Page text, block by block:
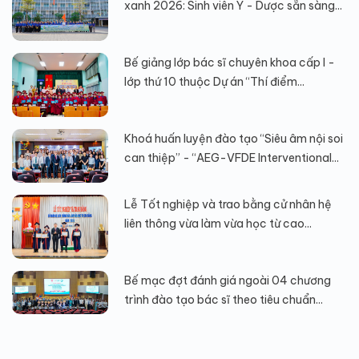
xanh 2026: Sinh viên Y - Dược sẵn sàng...
Bế giảng lớp bác sĩ chuyên khoa cấp I -
lớp thứ 10 thuộc Dự án “Thí điểm...
Khoá huấn luyện đào tạo “Siêu âm nội soi
can thiệp” - “AEG-VFDE Interventional...
Lễ Tốt nghiệp và trao bằng cử nhân hệ
liên thông vừa làm vừa học từ cao...
Bế mạc đợt đánh giá ngoài 04 chương
trình đào tạo bác sĩ theo tiêu chuẩn...